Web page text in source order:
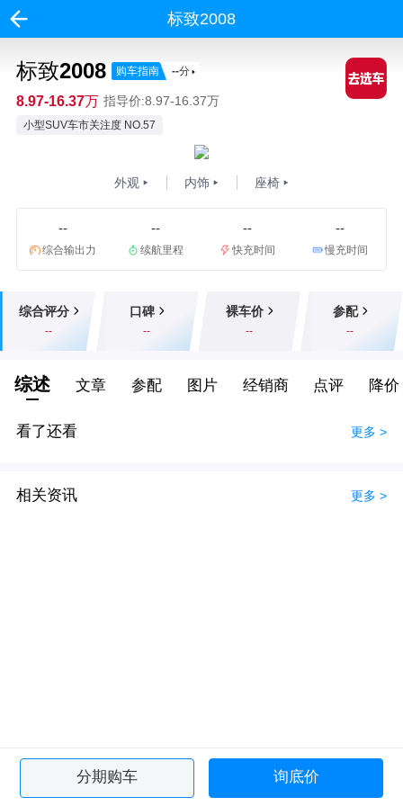
标致2008
标致2008 购车指南 --分
8.97-16.37万 指导价:8.97-16.37万
小型SUV车市关注度 NO.57
外观 内饰 座椅
--
综合输出力
--
续航里程
--
快充时间
--
慢充时间
综合评分
--
口碑
--
裸车价
--
参配
--
综述 文章 参配 图片 经销商 点评 降价
看了还看 更多 >
相关资讯 更多 >
分期购车 询底价